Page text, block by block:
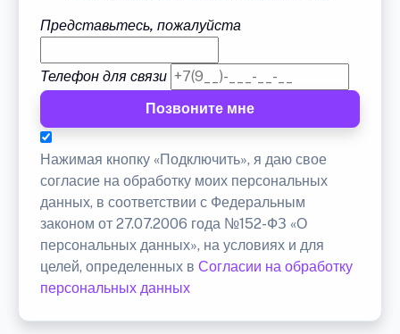
Представьтесь, пожалуйста
Телефон для связи
Позвоните мне
Нажимая кнопку «Подключить», я даю свое
согласие на обработку моих персональных
данных, в соответствии с Федеральным
законом от 27.07.2006 года №152-ФЗ «О
персональных данных», на условиях и для
целей, определенных в Согласии на обработку
персональных данных